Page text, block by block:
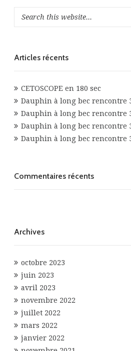
Articles récents
CETOSCOPE en 180 sec
Dauphin à long bec rencontre
Dauphin à long bec rencontre
Dauphin à long bec rencontre
Dauphin à long bec rencontre
Commentaires récents
Archives
octobre 2023
juin 2023
avril 2023
novembre 2022
juillet 2022
mars 2022
janvier 2022